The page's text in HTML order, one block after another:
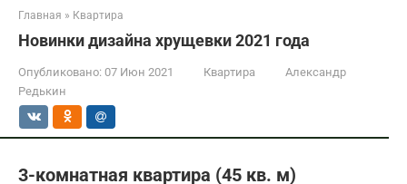
Главная » Квартира
Новинки дизайна хрущевки 2021 года
Опубликовано: 07 Июн 2021 Квартира
Александр
Редькин
3-комнатная квартира (45 кв. м)